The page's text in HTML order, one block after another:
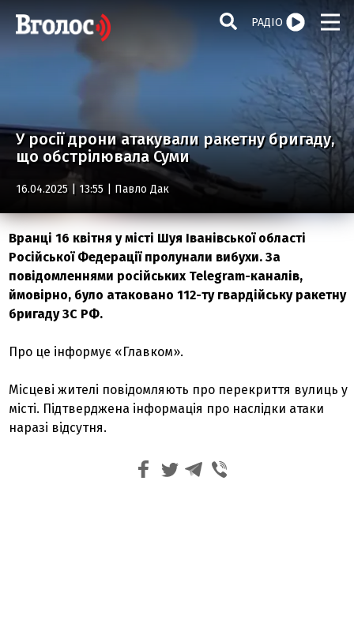
РАДІО
У росії дрони атакували ракетну бригаду,
що обстрілювала Суми
16.04.2025 | 13:55 | Павло Дак
Вранці 16 квітня у місті Шуя Іванівської області
Російської Федерації пролунали вибухи. За
повідомленнями російських Telegram-каналів,
ймовірно, було атаковано 112-ту гвардійську ракетну
бригаду ЗС РФ.
Про це інформує «Главком».
Місцеві жителі повідомляють про перекриття вулиць у
місті. Підтверджена інформація про наслідки атаки
наразі відсутня.